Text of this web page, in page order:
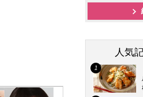
人気